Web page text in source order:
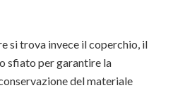
si trova invece il coperchio, il
sfiato per garantire la
del materiale